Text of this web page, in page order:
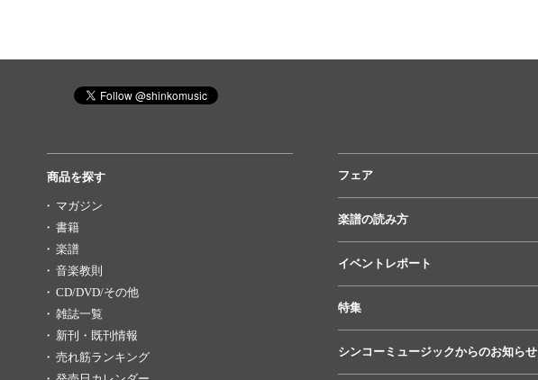
商品を探す
マガジン
書籍
楽譜
音楽教則
CD/DVD/その他
雑誌一覧
新刊・既刊情報
売れ筋ランキング
フェア
楽譜の読み方
イベントレポート
特集
シンコーミュージックからのお知らせ